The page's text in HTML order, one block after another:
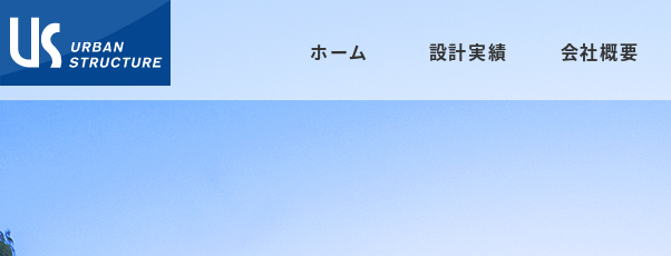
ホーム 設計実績 会社概要